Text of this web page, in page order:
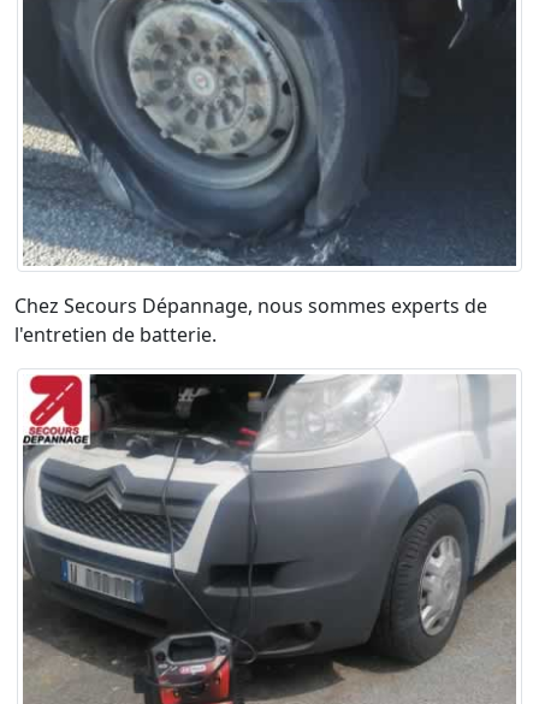
Chez Secours Dépannage, nous sommes experts de
l'entretien de batterie.